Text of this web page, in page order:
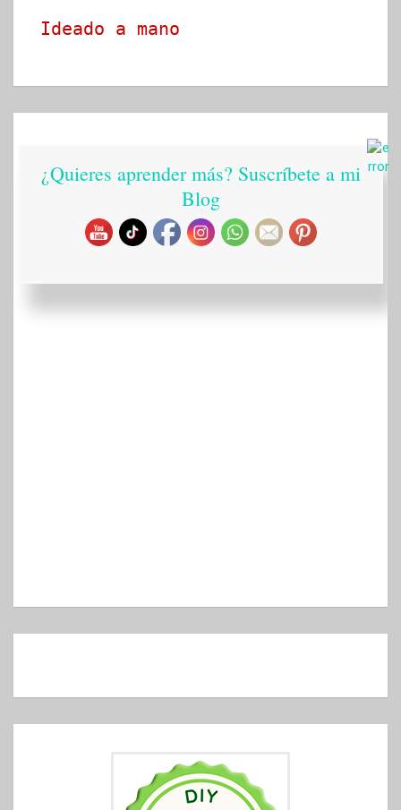
Ideado a mano
¿Quieres aprender más? Suscríbete a mi
Blog